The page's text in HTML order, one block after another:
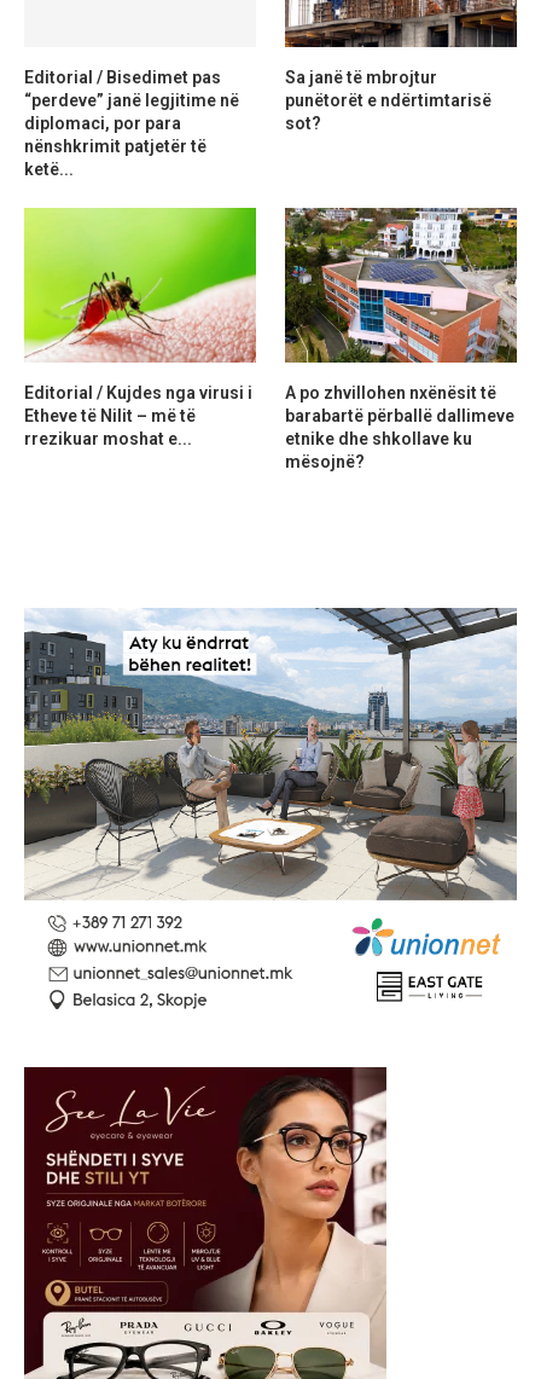
Editorial / Bisedimet pas
“perdeve” janë legjitime në
diplomaci, por para
nënshkrimit patjetër të
ketë...
Sa janë të mbrojtur
punëtorët e ndërtimtarisë
sot?
Editorial / Kujdes nga virusi i
Etheve të Nilit – më të
rrezikuar moshat e...
A po zhvillohen nxënësit të
barabartë përballë dallimeve
etnike dhe shkollave ku
mësojnë?